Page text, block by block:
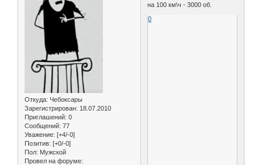
Откуда: Чебоксары
Зарегистрирован: 18.07.2010
Приглашений: 0
Сообщений: 77
Уважение: [+4/-0]
Позитив: [+0/-0]
Пол: Мужской
Провел на форуме:
на 100 км\ч - 3000 об.
0